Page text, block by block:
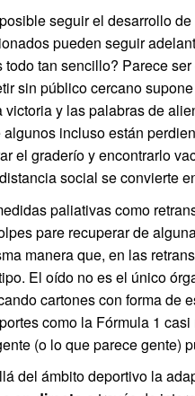
seguir el desarrollo
pueden seguir
todo tan sencillo? Parece
sin público cercano
y las palabras de
incluso están
el graderío y encontrarlo
social se convierte
paliativas como
pare recuperar de
manera que, en las
El oído no es el único
cartones con forma de
como la Fórmula 1
(o lo que parece gente)
del ámbito deportivo la